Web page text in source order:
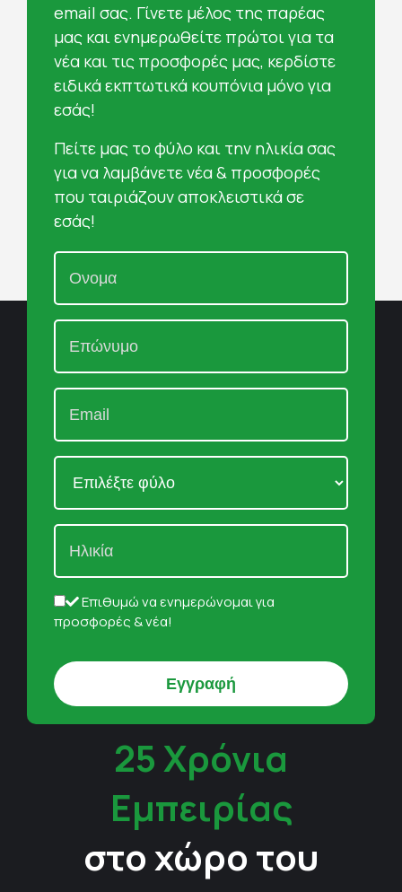
email σας. Γίνετε μέλος της παρέας
μας και ενημερωθείτε πρώτοι για τα
νέα και τις προσφορές μας, κερδίστε
ειδικά εκπτωτικά κουπόνια μόνο για
εσάς!
Πείτε μας το φύλο και την ηλικία σας
για να λαμβάνετε νέα & προσφορές
που ταιριάζουν αποκλειστικά σε
εσάς!
Επιθυμώ να ενημερώνομαι για
προσφορές & νέα!
25 Χρόνια
Εμπειρίας
στο χώρο του